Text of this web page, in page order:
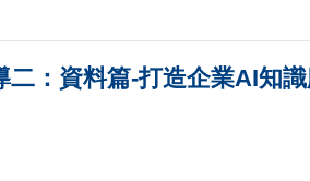
：資料篇-打造企業AI知